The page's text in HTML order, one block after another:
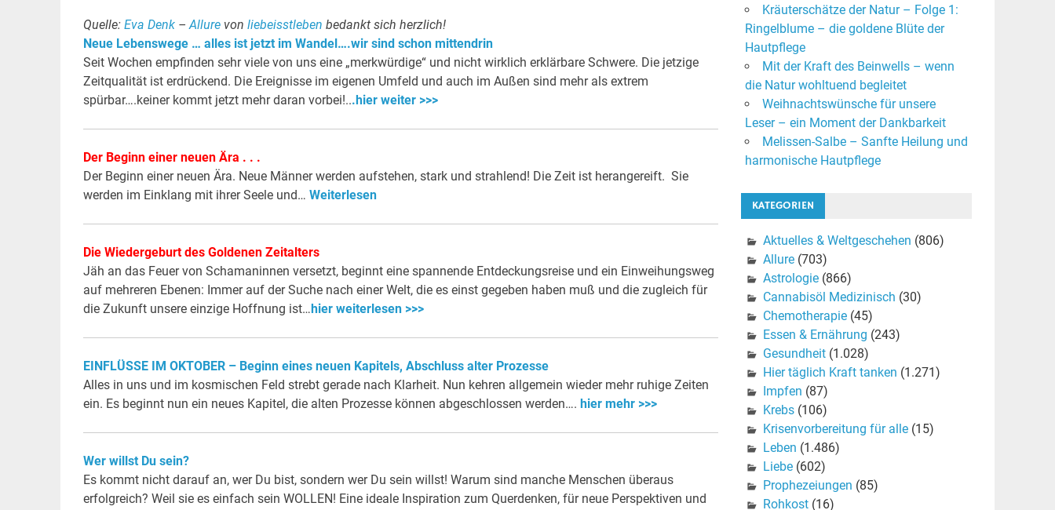
Quelle: Eva Denk–Allure von liebeisstleben bedankt sich herzlich!
Neue Lebenswege … alles ist jetzt im Wandel….wir sind schon mittendrin
Seit Wochen empfinden sehr viele von uns eine „merkwürdige“ und nicht wirklich erklärbare Schwere. Die jetzige
Zeitqualität ist erdrückend. Die Ereignisse im eigenen Umfeld und auch im Außen sind mehr als extrem
spürbar….keiner kommt jetzt mehr daran vorbei!...hier weiter >>>
Der Beginn einer neuen Ära . . .
Der Beginn einer neuen Ära. Neue Männer werden aufstehen, stark und strahlend! Die Zeit ist herangereift. Sie
werden im Einklang mit ihrer Seele und… Weiterlesen
Die Wiedergeburt des Goldenen Zeitalters
Jäh an das Feuer von Schamaninnen versetzt, beginnt eine spannende Entdeckungsreise und ein Einweihungsweg
auf mehreren Ebenen: Immer auf der Suche nach einer Welt, die es einst gegeben haben muß und die zugleich für
die Zukunft unsere einzige Hoffnung ist… hier weiterlesen >>>
EINFLÜSSE IM OKTOBER – Beginn eines neuen Kapitels, Abschluss alter Prozesse
Alles in uns und im kosmischen Feld strebt gerade nach Klarheit. Nun kehren allgemein wieder mehr ruhige Zeiten
ein. Es beginnt nun ein neues Kapitel, die alten Prozesse können abgeschlossen werden…. hier mehr >>>
Wer willst Du sein?
Es kommt nicht darauf an, wer Du bist, sondern wer Du sein willst! Warum sind manche Menschen überaus
erfolgreich? Weil sie es einfach sein WOLLEN! Eine ideale Inspiration zum Querdenken, für neue Perspektiven und
Kräuterschätze der Natur – Folge 1:
Ringelblume – die goldene Blüte der
Hautpflege
Mit der Kraft des Beinwells – wenn
die Natur wohltuend begleitet
Weihnachtswünsche für unsere
Leser – ein Moment der Dankbarkeit
Melissen-Salbe – Sanfte Heilung und
harmonische Hautpflege
KATEGORIEN
Aktuelles & Weltgeschehen (806)
Allure(703)
Astrologie(866)
Cannabisöl Medizinisch (30)
Chemotherapie(45)
Essen & Ernährung (243)
Gesundheit(1.028)
Hier täglich Kraft tanken (1.271)
Impfen (87)
Krebs(106)
Krisenvorbereitung für alle(15)
Leben (1.486)
Liebe(602)
Prophezeiungen (85)
Rohkost(16)